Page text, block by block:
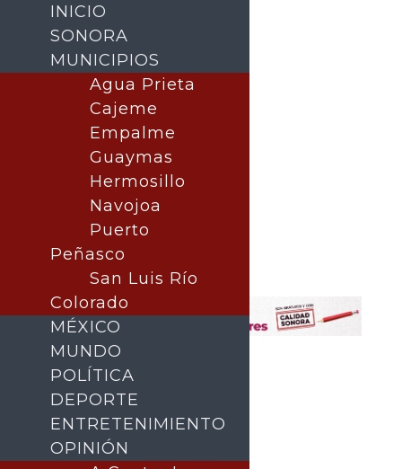
INICIO
SONORA
MUNICIPIOS
Agua Prieta
Cajeme
Empalme
Guaymas
Hermosillo
Navojoa
Puerto
Peñasco
San Luis Río
Colorado
MÉXICO
MUNDO
POLÍTICA
DEPORTE
ENTRETENIMIENTO
OPINIÓN